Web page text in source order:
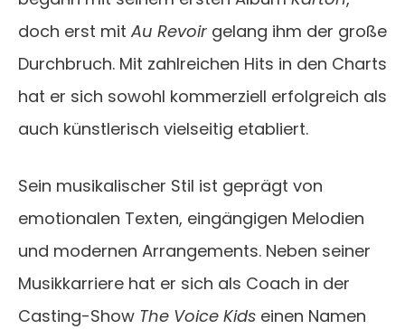
doch erst mit Au Revoir gelang ihm der große
Durchbruch. Mit zahlreichen Hits in den Charts
hat er sich sowohl kommerziell erfolgreich als
auch künstlerisch vielseitig etabliert.
Sein musikalischer Stil ist geprägt von
emotionalen Texten, eingängigen Melodien
und modernen Arrangements. Neben seiner
Musikkarriere hat er sich als Coach in der
Casting-Show The Voice Kids einen Namen